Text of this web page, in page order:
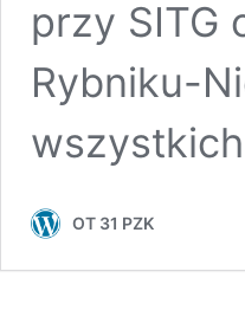
przy SITG
Rybniku-
OT 31 PZK